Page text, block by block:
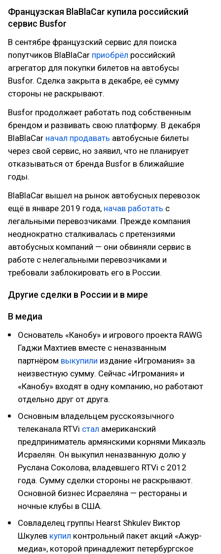
Французская BlaBlaCar купила российский
сервис Busfor
В сентябре французский сервис для поиска
попутчиков BlaBlaCar приобрёл российский
агрегатор для покупки билетов на автобусы
Busfor. Сделка закрыта в декабре, её сумму
стороны не раскрывают.
Busfor продолжает работать под собственным
брендом и развивать свою платформу. В декабря
BlaBlaCar начал продавать автобусные билеты
через свой сервис, но заявил, что не планирует
отказываться от бренда Busfor в ближайшие
годы.
BlaBlaCar вышел на рынок автобусных перевозок
ещё в январе 2019 года, начав работать с
легальными перевозчиками. Прежде компания
неоднократно сталкивалась с претензиями
автобусных компаний — они обвиняли сервис в
работе с нелегальными перевозчиками и
требовали заблокировать его в России.
Другие сделки в России и в мире
В медиа
Основатель «Канобу» и игрового проекта RAWG
Гаджи Махтиев вместе с неназванным
партнёром выкупили издание «Игромания» за
неизвестную сумму. Сейчас «Игромания» и
«Канобу» входят в одну компанию, но работают
отдельно друг от друга.
Основным владельцем русскоязычного
телеканала RTVi стал американский
предприниматель армянскими корнями Микаэль
Исраелян. Он выкупил неназванную долю у
Руслана Соколова, владевшего RTVi с 2012
года. Сумму сделки стороны не раскрывают.
Основной бизнес Исраеляна — рестораны и
ночные клубы в США.
Совладелец группы Hearst Shkulev Виктор
Шкулев купил контрольный пакет акций «Ажур-
медиа», которой принадлежит петербургское